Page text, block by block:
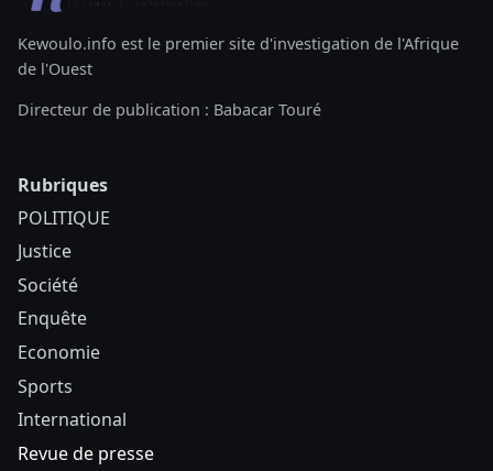
Kewoulo.info est le premier site d'investigation de l'Afrique
de l'Ouest
Directeur de publication : Babacar Touré
Rubriques
POLITIQUE
Justice
Société
Enquête
Economie
Sports
International
Revue de presse